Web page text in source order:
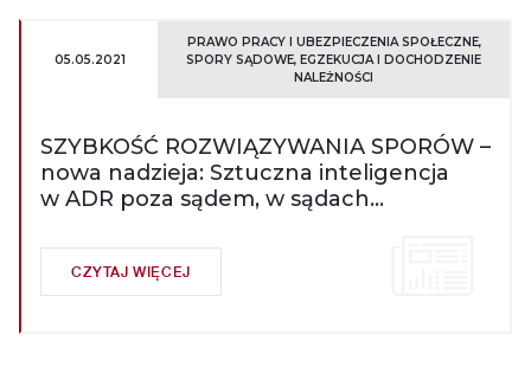
05.05.2021
PRAWO PRACY I UBEZPIECZENIA SPOŁECZNE
SPORY SĄDOWE, EGZEKUCJA I DOCHODZENIE
NALEŻNOŚCI
SZYBKOŚĆ ROZWIĄZYWANIA SPORÓW –
nowa nadzieja: Sztuczna inteligencja
w ADR poza sądem, w sądach
CZYTAJ WIĘCEJ